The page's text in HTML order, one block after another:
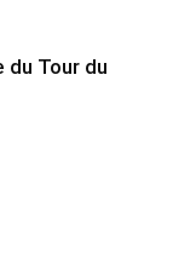
du Tour du